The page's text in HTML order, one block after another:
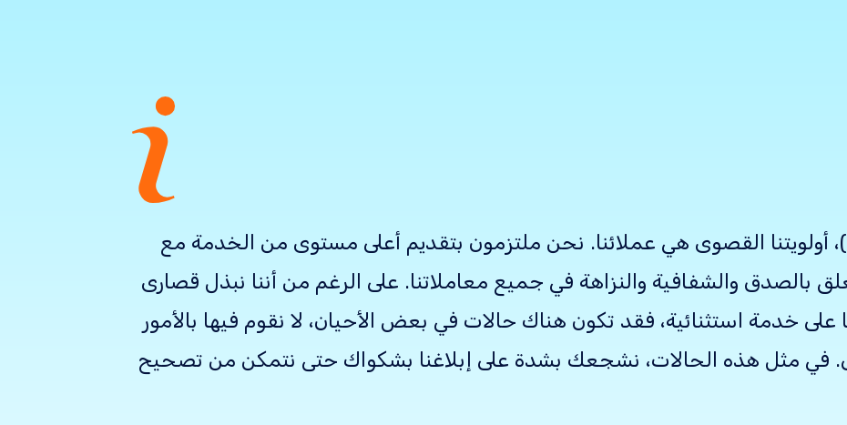
القصوى هي عملائنا. نحن ملتزمون بتقديم أعلى مستوى من الخدمة مع
بالصدق والشفافية والنزاهة في جميع معاملاتنا. على الرغم من أننا نبذل قصارى
خدمة استثنائية، فقد تكون هناك حالات في بعض الأحيان، لا نقوم فيها بالأمور
في مثل هذه الحالات، نشجعك بشدة على إبلاغنا بشكواك حتى نتمكن من تصحيح